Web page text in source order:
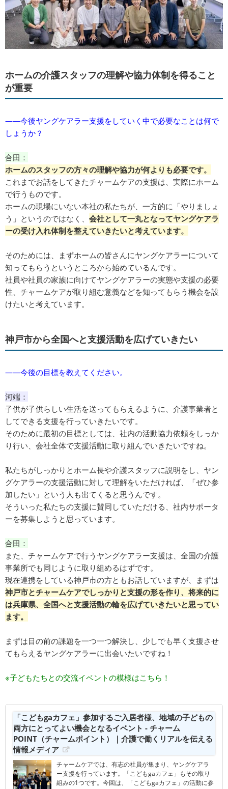
ホームの介護スタッフの理解や協力体制を得ること
が重要
――今後ヤングケアラー支援をしていく中で必要なことは何で
しょうか？
合田：
ホームのスタッフの方々の理解や協力が何よりも必要です。
これまでお話をしてきたチャームケアの支援は、実際にホーム
で行うものです。
ホームの現場にいない本社の私たちが、一方的に「やりましょ
う」というのではなく、 会社として一丸となってヤングケアラ
ーの受け入れ体制を整えていきたいと考えています。
そのためには、まずホームの皆さんにヤングケアラーについて
知ってもらうというところから始めているんです。
社員や社員の家族に向けてヤングケアラーの実態や支援の必要
性、チャームケアが取り組む意義などを知ってもらう機会を設
けたいと考えています。
神戸市から全国へと支援活動を広げていきたい
――今後の目標を教えてください。
河端：
子供が子供らしい生活を送ってもらえるように、介護事業者と
してできる支援を行っていきたいです。
そのために最初の目標としては、社内の活動協力依頼をしっか
り行い、会社全体で支援活動に取り組んでいきたいですね。
私たちがしっかりとホーム長や介護スタッフに説明をし、ヤン
グケアラーの支援活動に対して理解をいただければ、「ぜひ参
加したい」という人も出てくると思うんです。
そういった私たちの支援に賛同していただける、社内サポータ
ーを募集しようと思っています。
合田：
また、チャームケアで行うヤングケアラー支援は、全国の介護
事業所でも同じように取り組めるはずです。
現在連携をしている神戸市の方ともお話していますが、まずは
神戸市とチャームケアでしっかりと支援の形を作り、将来的に
は兵庫県、全国へと支援活動の輪を広げていきたいと思ってい
ます。
まずは目の前の課題を一つ一つ解決し、少しでも早く支援させ
てもらえるヤングケアラーに出会いたいですね！
※子どもたちとの交流イベントの模様はこちら！
「こどもgaカフェ」参加するご入居者様、地域の子どもの
両方にとってよい機会となるイベント - チャーム
POINT（チャームポイント）｜介護で働くリアルを伝える
情報メディア
チャームケアでは、有志の社員が集まり、ヤングケアラ
ー支援を行っています。「こどもgaカフェ」もその取り
組みの1つです。今回は、「こどもgaカフェ」の活動に参